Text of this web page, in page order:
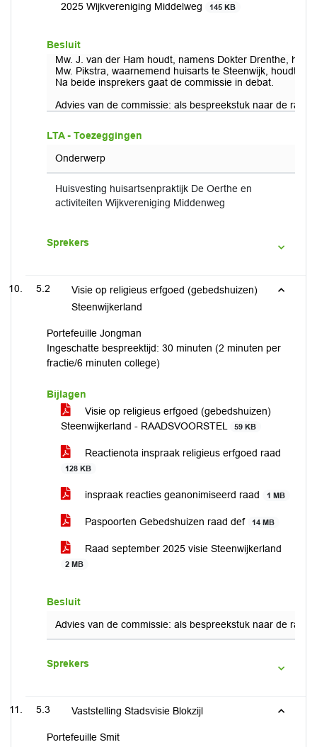
2025 Wijkvereniging Middelweg
145 KB
Besluit
Mw. J. van der Ham houdt, namens Dokter Drenthe, haar
Mw. Pikstra, waarnemend huisarts te Steenwijk, houdt
Na beide insprekers gaat de commissie in debat.
Advies van de commissie: als bespreekstuk naar de raad.
LTA - Toezeggingen
Onderwerp
Huisvesting huisartsenpraktijk De Oerthe en
activiteiten Wijkvereniging Middenweg
Sprekers
5.2
Visie op religieus erfgoed (gebedshuizen)
Steenwijkerland
Portefeuille Jongman
Ingeschatte bespreektijd: 30 minuten (2 minuten per
fractie/6 minuten college)
Bijlagen
Visie op religieus erfgoed (gebedshuizen)
Steenwijkerland - RAADSVOORSTEL
59 KB
Reactienota inspraak religieus erfgoed raad
128 KB
inspraak reacties geanonimiseerd raad 1 MB
Paspoorten Gebedshuizen raad def 14 MB
Raad september 2025 visie Steenwijkerland
2 MB
Besluit
Advies van de commissie: als bespreekstuk naar de raad.
Sprekers
5.3 Vaststelling Stadsvisie Blokzijl
Portefeuille Smit